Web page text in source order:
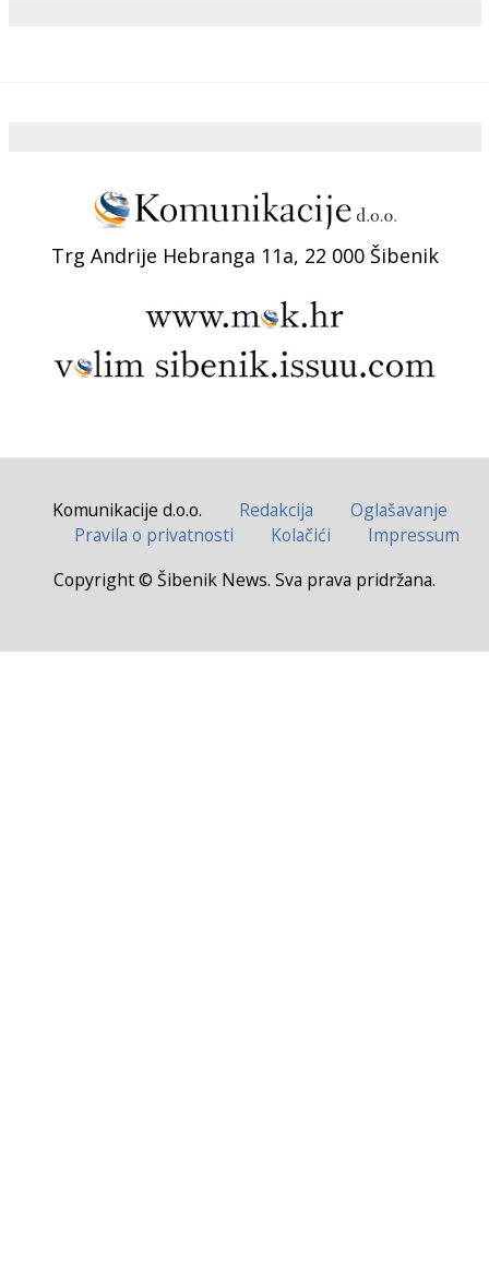
Trg Andrije Hebranga 11a, 22 000 Šibenik
Komunikacije d.o.o. Redakcija
Oglašavanje
Pravila o privatnosti
Kolačići
Impressum
Copyright © Šibenik News. Sva prava pridržana.